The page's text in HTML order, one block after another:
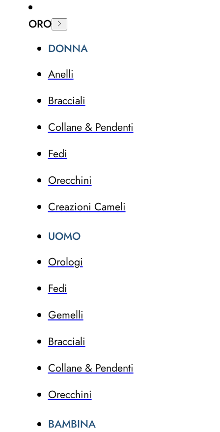
ORO
DONNA
Anelli
Bracciali
Collane & Pendenti
Fedi
Orecchini
Creazioni Cameli
UOMO
Orologi
Fedi
Gemelli
Bracciali
Collane & Pendenti
Orecchini
BAMBINA